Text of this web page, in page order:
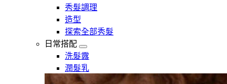
秀髮調理
造型
探索全部秀髮
日常搭配
洗髮露
潤髮乳